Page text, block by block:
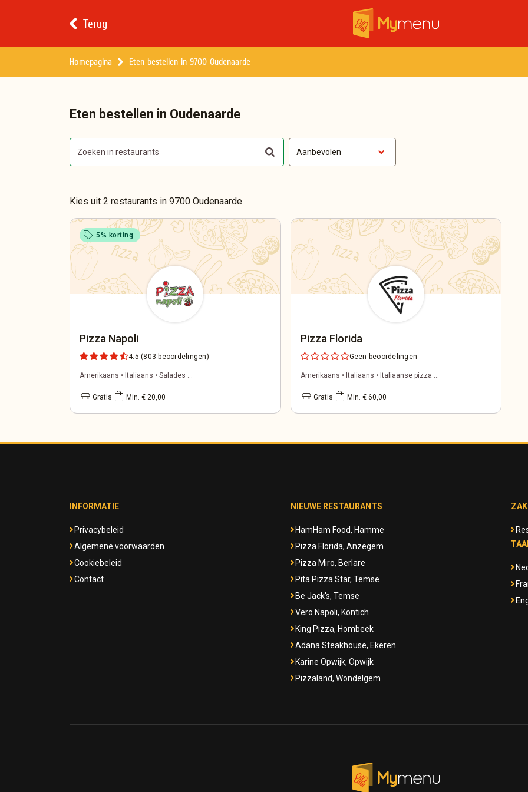
Terug
Homepagina Eten bestellen in 9700 Oudenaarde
Eten bestellen in Oudenaarde
Aanbevolen
Kies uit 2 restaurants in 9700 Oudenaarde
sell 5% korting
Pizza Napoli
4.5 (803 beoordelingen)
Amerikaans • Italiaans • Salades ...
directions_car Gratis shopping_bag Min. € 20,00
Pizza Florida
Geen beoordelingen
Amerikaans • Italiaans • Italiaanse pizza ...
directions_car Gratis shopping_bag Min. € 60,00
INFORMATIE
Privacybeleid
Algemene voorwaarden
Cookiebeleid
Contact
NIEUWE RESTAURANTS
HamHam Food, Hamme
Pizza Florida, Anzegem
Pizza Miro, Berlare
Pita Pizza Star, Temse
Be Jack's, Temse
Vero Napoli, Kontich
King Pizza, Hombeek
Adana Steakhouse, Ekeren
Karine Opwijk, Opwijk
Pizzaland, Wondelgem